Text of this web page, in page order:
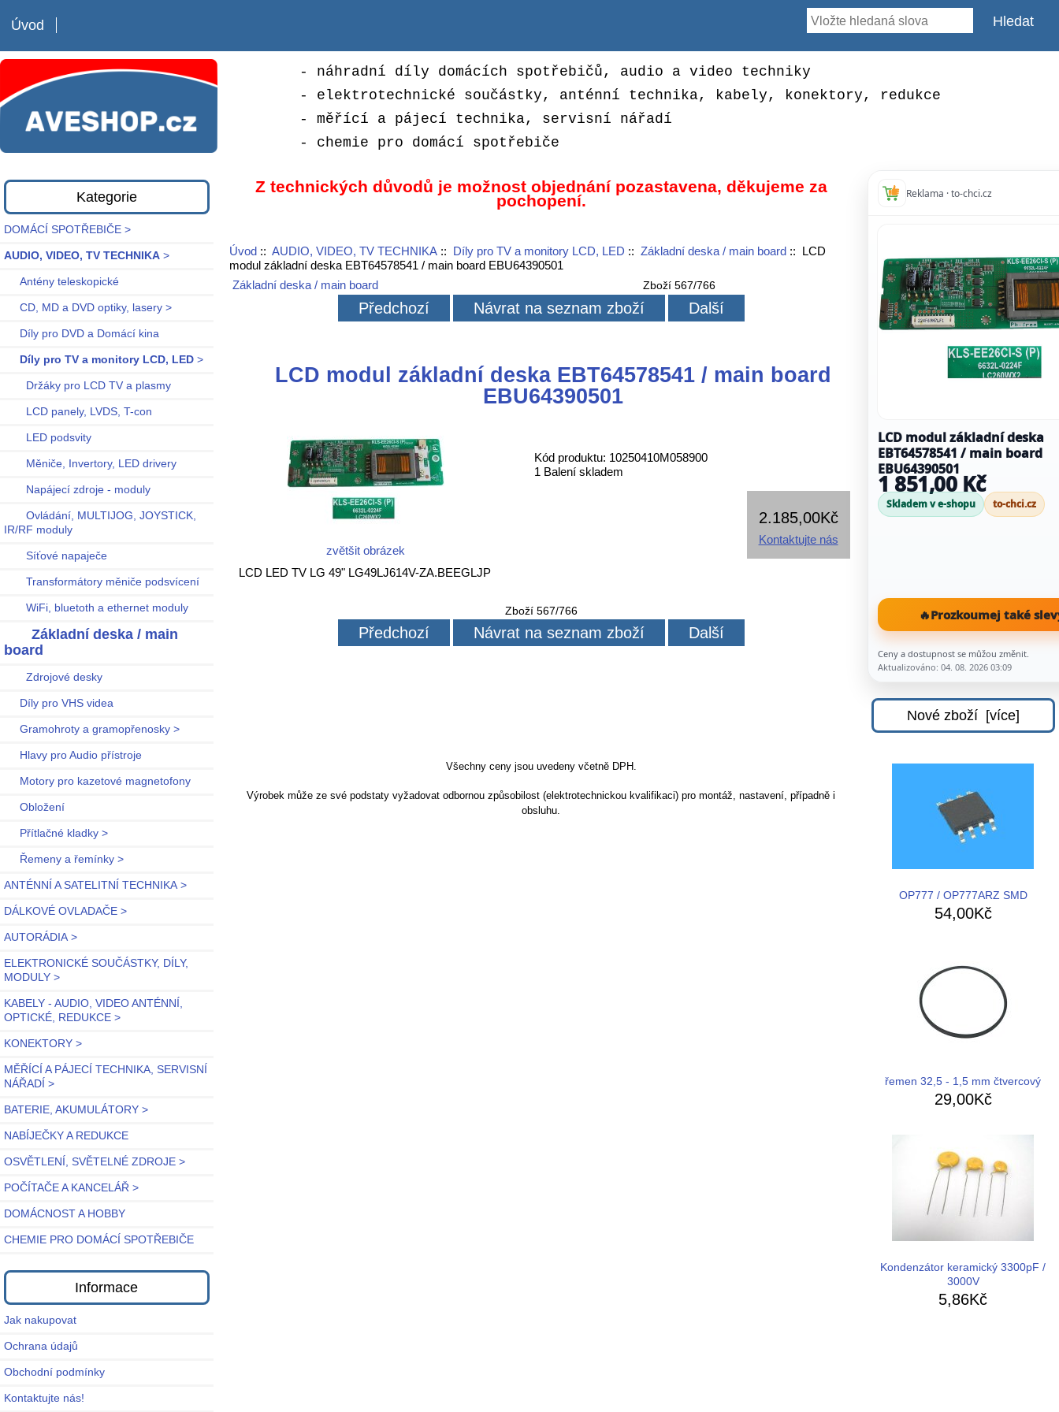
Úvod
- náhradní díly domácích spotřebičů, audio a video techniky
- elektrotechnické součástky, anténní technika, kabely, konektory, redukce
- měřící a pájecí technika, servisní nářadí
- chemie pro domácí spotřebiče
Kategorie
DOMÁCÍ SPOTŘEBIČE >
AUDIO, VIDEO, TV TECHNIKA >
Antény teleskopické
CD, MD a DVD optiky, lasery >
Díly pro DVD a Domácí kina
Díly pro TV a monitory LCD, LED >
Držáky pro LCD TV a plasmy
LCD panely, LVDS, T-con
LED podsvity
Měniče, Invertory, LED drivery
Napájecí zdroje - moduly
Ovládání, MULTIJOG, JOYSTICK,
IR/RF moduly
Síťové napaječe
Transformátory měniče podsvícení
WiFi, bluetoth a ethernet moduly
Základní deska / main
board
Zdrojové desky
Díly pro VHS videa
Gramohroty a gramopřenosky >
Hlavy pro Audio přístroje
Motory pro kazetové magnetofony
Obložení
Přítlačné kladky >
Řemeny a řemínky >
ANTÉNNÍ A SATELITNÍ TECHNIKA >
DÁLKOVÉ OVLADAČE >
AUTORÁDIA >
ELEKTRONICKÉ SOUČÁSTKY, DÍLY,
MODULY >
KABELY - AUDIO, VIDEO ANTÉNNÍ,
OPTICKÉ, REDUKCE >
KONEKTORY >
MĚŘÍCÍ A PÁJECÍ TECHNIKA, SERVISNÍ
NÁŘADÍ >
BATERIE, AKUMULÁTORY >
NABÍJEČKY A REDUKCE
OSVĚTLENÍ, SVĚTELNÉ ZDROJE >
POČÍTAČE A KANCELÁŘ >
DOMÁCNOST A HOBBY
CHEMIE PRO DOMÁCÍ SPOTŘEBIČE
Informace
Jak nakupovat
Ochrana údajů
Obchodní podmínky
Kontaktujte nás!
Z technických důvodů je možnost objednání pozastavena, děkujeme za
pochopení.
Úvod:: AUDIO, VIDEO, TV TECHNIKA:: Díly pro TV a monitory LCD, LED :: Základní deska / main board:: LCD
modul základní deska EBT64578541 / main board EBU64390501
Základní deska / main board
Zboží 567/766
Předchozí Návrat na seznam zboží Další
LCD modul základní deska EBT64578541 / main board
EBU64390501
zvětšit obrázek
Kód produktu: 10250410M058900
1 Balení skladem
2.185,00Kč
Kontaktujte nás
LCD LED TV LG 49" LG49LJ614V-ZA.BEEGLJP
Zboží 567/766
Předchozí Návrat na seznam zboží Další
Všechny ceny jsou uvedeny včetně DPH.
Výrobek může ze své podstaty vyžadovat odbornou způsobilost (elektrotechnickou kvalifikaci) pro montáž, nastavení, případně i
obsluhu.
Reklama · to-chci.cz
LCD modul základní deska
EBT64578541 / main board
EBU64390501
1 851,00 Kč
Skladem v e-shopu to-chci.cz
🔥Prozkoumej také
Ceny a dostupnost se můžou změnit.
Aktualizováno: 04. 08. 2026 03:09
Nové zboží [více]
OP777 / OP777ARZ SMD
54,00Kč
řemen 32,5 - 1,5 mm čtvercový
29,00Kč
Kondenzátor keramický 3300pF /
3000V
5,86Kč